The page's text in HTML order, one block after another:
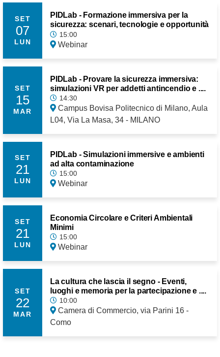
SET
07
LUN
PIDLab - Formazione immersiva per la
sicurezza: scenari, tecnologie e opportunità
15:00
Webinar
SET
15
MAR
PIDLab - Provare la sicurezza immersiva:
simulazioni VR per addetti antincendio e ....
14:30
Campus Bovisa Politecnico di Milano, Aula
L04, Via La Masa, 34 - MILANO
SET
21
LUN
PIDLab - Simulazioni immersive e ambienti
ad alta contaminazione
15:00
Webinar
SET
21
LUN
Economia Circolare e Criteri Ambientali
Minimi
15:00
Webinar
SET
22
MAR
La cultura che lascia il segno - Eventi,
luoghi e memoria per la partecipazione e ....
10:00
Camera di Commercio, via Parini 16 -
Como